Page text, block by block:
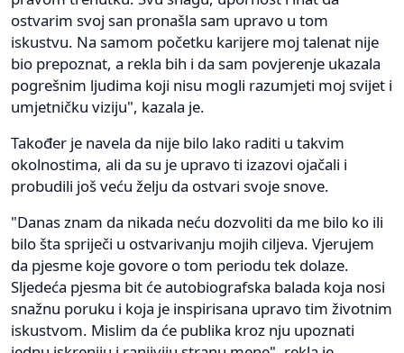
ostvarim svoj san pronašla sam upravo u tom
iskustvu. Na samom početku karijere moj talenat nije
bio prepoznat, a rekla bih i da sam povjerenje ukazala
pogrešnim ljudima koji nisu mogli razumjeti moj svijet i
umjetničku viziju", kazala je.
Također je navela da nije bilo lako raditi u takvim
okolnostima, ali da su je upravo ti izazovi ojačali i
probudili još veću želju da ostvari svoje snove.
"Danas znam da nikada neću dozvoliti da me bilo ko ili
bilo šta spriječi u ostvarivanju mojih ciljeva. Vjerujem
da pjesme koje govore o tom periodu tek dolaze.
Sljedeća pjesma bit će autobiografska balada koja nosi
snažnu poruku i koja je inspirisana upravo tim životnim
iskustvom. Mislim da će publika kroz nju upoznati